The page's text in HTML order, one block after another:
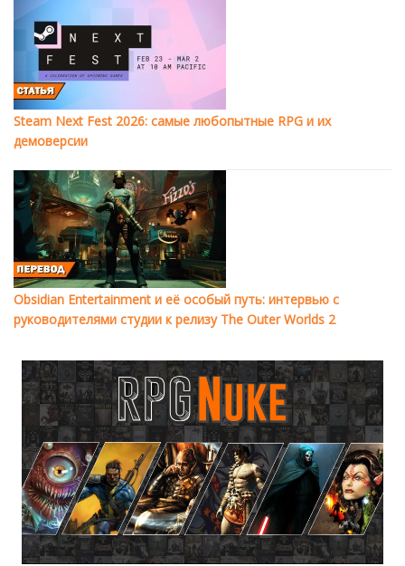
Steam Next Fest 2026: самые любопытные RPG и их
демоверсии
Obsidian Entertainment и её особый путь: интервью с
руководителями студии к релизу The Outer Worlds 2